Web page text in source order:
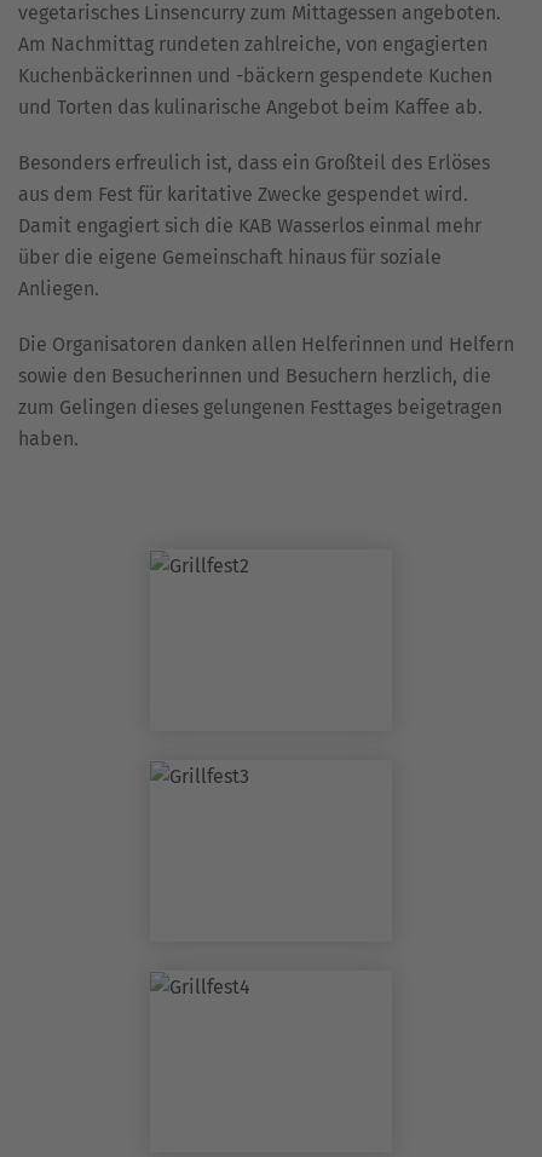
vegetarisches Linsencurry zum Mittagessen angeboten.
Am Nachmittag rundeten zahlreiche, von engagierten
Kuchenbäckerinnen und -bäckern gespendete Kuchen
und Torten das kulinarische Angebot beim Kaffee ab.
Besonders erfreulich ist, dass ein Großteil des Erlöses
aus dem Fest für karitative Zwecke gespendet wird.
Damit engagiert sich die KAB Wasserlos einmal mehr
über die eigene Gemeinschaft hinaus für soziale
Anliegen.
Die Organisatoren danken allen Helferinnen und Helfern
sowie den Besucherinnen und Besuchern herzlich, die
zum Gelingen dieses gelungenen Festtages beigetragen
haben.